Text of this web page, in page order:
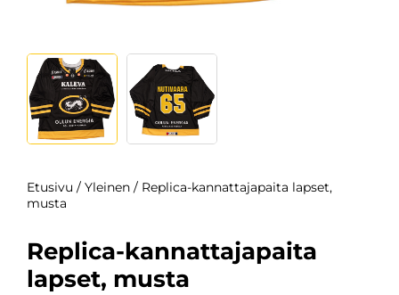
Etusivu / Yleinen / Replica-kannattajapaita lapset,
musta
Replica-kannattajapaita
lapset, musta